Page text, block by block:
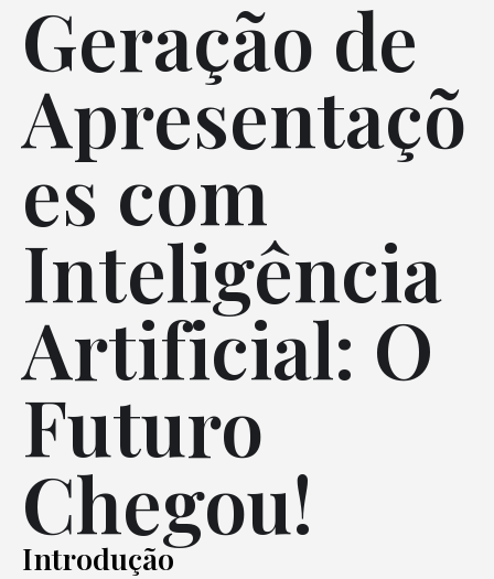
Geração de
Apresentaçõ
es com
Inteligência
Artificial: O
Futuro
Chegou!
Introdução